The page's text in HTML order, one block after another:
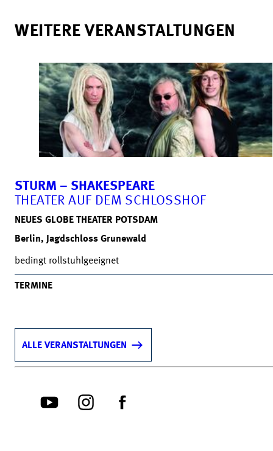
WEITERE VERANSTALTUNGEN
STURM – SHAKESPEARE
THEATER AUF DEM SCHLOSSHOF
NEUES GLOBE THEATER POTSDAM
Berlin, Jagdschloss Grunewald
bedingt rollstuhlgeeignet
TERMINE
ALLE VERANSTALTUNGEN